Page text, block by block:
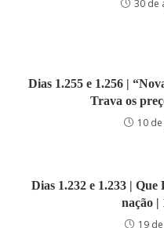
30 de
Dias 1.255 e 1.256 |
Trava os
10
Dias 1.232 e 1.233 |
nação |
19